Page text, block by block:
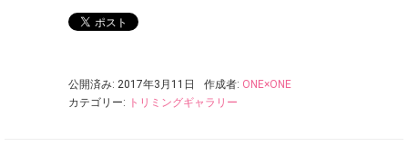
公開済み: 2017年3月11日 作成者: ONE×ONE
カテゴリー: トリミングギャラリー